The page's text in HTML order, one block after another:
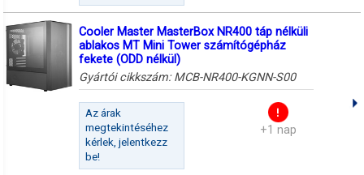
Cooler Master MasterBox NR400 táp nélküli
ablakos MT Mini Tower számítógépház
fekete (ODD nélkül)
Gyártói cikkszám: MCB-NR400-KGNN-S00
Az árak
megtekintéséhez
kérlek, jelentkezz
be!
+1 nap